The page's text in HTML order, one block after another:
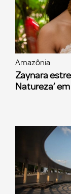
Amazônia
Zaynara
Natureza’